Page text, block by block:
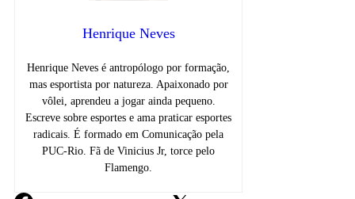
Henrique Neves
Henrique Neves é antropólogo por formação,
mas esportista por natureza. Apaixonado por
vôlei, aprendeu a jogar ainda pequeno.
Escreve sobre esportes e ama praticar esportes
radicais. É formado em Comunicação pela
PUC-Rio. Fã de Vinicius Jr, torce pelo
Flamengo.